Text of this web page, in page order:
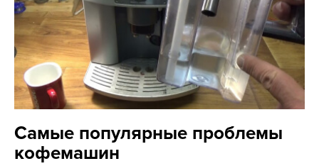
Самые популярные проблемы
кофемашин